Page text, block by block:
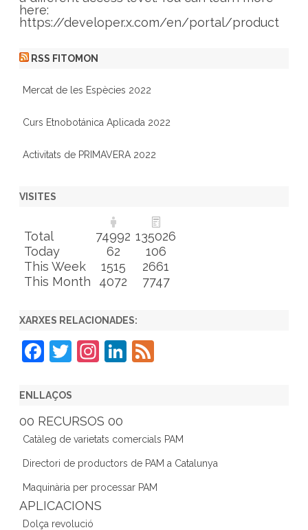
here:
https://developer.x.com/en/portal/product
RSS FITOMON
Mercat de les Espècies 2022
Curs Etnobotánica Aplicada 2022
Activitats de PRIMAVERA 2022
VISITES
Total 74992 135026
Today
62
106
This Week
1515
2661
This Month
4072 7747
XARXES RELACIONADES:
F
c
e
b
o
o
k
T
er
In
gr
a
m
Li
dI
n
ENLLAÇOS
00 RECURSOS 00
Catàleg de varietats comercials PAM
Directori de productors de PAM a Catalunya
Maquinària per processar PAM
APLICACIONS
Dolça revolució